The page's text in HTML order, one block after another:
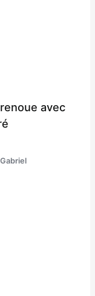
avec
Gabriel